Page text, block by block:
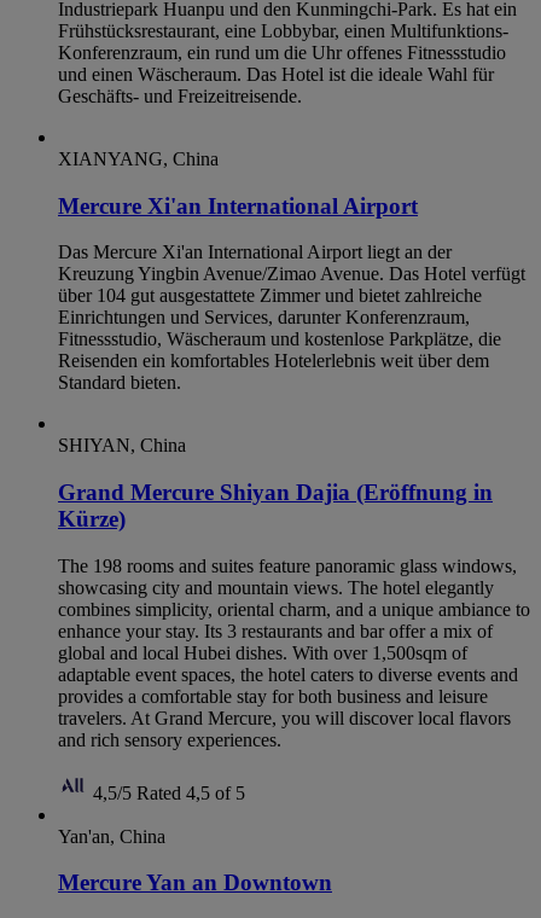
Industriepark Huanpu und den Kunmingchi-Park. Es hat ein
Frühstücksrestaurant, eine Lobbybar, einen Multifunktions-
Konferenzraum, ein rund um die Uhr offenes Fitnessstudio
und einen Wäscheraum. Das Hotel ist die ideale Wahl für
Geschäfts- und Freizeitreisende.
XIANYANG, China
Mercure Xi'an International Airport
Das Mercure Xi'an International Airport liegt an der
Kreuzung Yingbin Avenue/Zimao Avenue. Das Hotel verfügt
über 104 gut ausgestattete Zimmer und bietet zahlreiche
Einrichtungen und Services, darunter Konferenzraum,
Fitnessstudio, Wäscheraum und kostenlose Parkplätze, die
Reisenden ein komfortables Hotelerlebnis weit über dem
Standard bieten.
SHIYAN, China
Grand Mercure Shiyan Dajia (Eröffnung in
Kürze)
The 198 rooms and suites feature panoramic glass windows,
showcasing city and mountain views. The hotel elegantly
combines simplicity, oriental charm, and a unique ambiance to
enhance your stay. Its 3 restaurants and bar offer a mix of
global and local Hubei dishes. With over 1,500sqm of
adaptable event spaces, the hotel caters to diverse events and
provides a comfortable stay for both business and leisure
travelers. At Grand Mercure, you will discover local flavors
and rich sensory experiences.
4,5/5 Rated 4,5 of 5
Yan'an, China
Mercure Yan an Downtown